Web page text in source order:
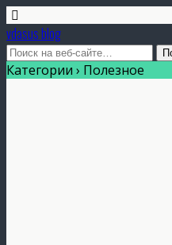
vdasus blog
Категории › Полезное